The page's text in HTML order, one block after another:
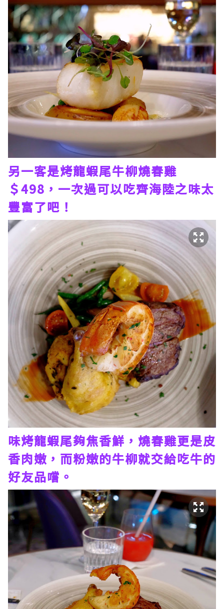
另一客是烤龍蝦尾牛柳燒春雞
＄498，一次過可以吃齊海陸之味太
豐富了吧！
味烤龍蝦尾夠焦香鮮，燒春雞更是皮
香肉嫩，而粉嫩的牛柳就交給吃牛的
好友品嚐。